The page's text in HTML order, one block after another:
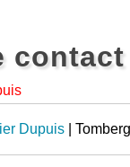
contact
Dupuis |